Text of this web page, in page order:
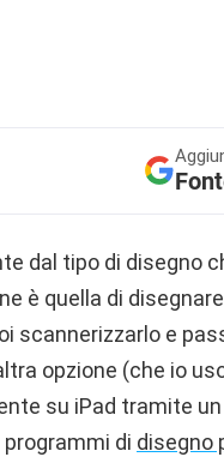
dal tipo di disegno
è quella di
scannerizzarlo e
opzione (che io
su iPad tramite
di disegno